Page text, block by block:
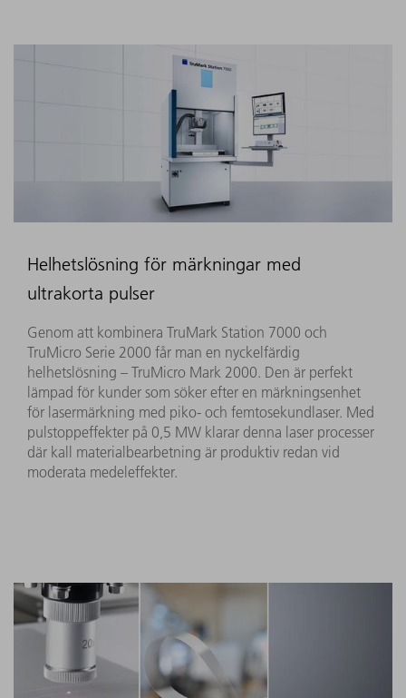
Helhetslösning för märkningar med
ultrakorta pulser
Genom att kombinera TruMark Station 7000 och
TruMicro Serie 2000 får man en nyckelfärdig
helhetslösning – TruMicro Mark 2000. Den är perfekt
lämpad för kunder som söker efter en märkningsenhet
för lasermärkning med piko- och femtosekundlaser. Med
pulstoppeffekter på 0,5 MW klarar denna laser processer
där kall materialbearbetning är produktiv redan vid
moderata medeleffekter.